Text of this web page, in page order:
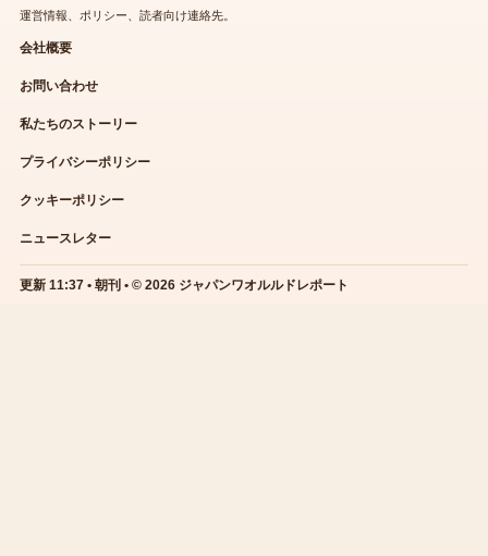
運営情報、ポリシー、読者向け連絡先。
会社概要
お問い合わせ
私たちのストーリー
プライバシーポリシー
クッキーポリシー
ニュースレター
更新 11:37 • 朝刊 • © 2026 ジャパンワオルルドレポート